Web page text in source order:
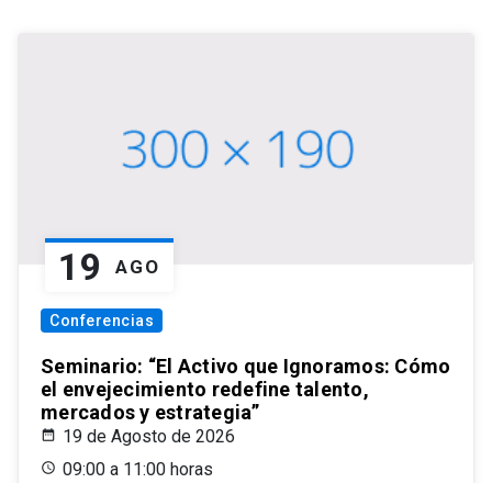
19 AGO
Conferencias
Seminario: “El Activo que Ignoramos: Cómo
el envejecimiento redefine talento,
mercados y estrategia”
19 de Agosto de 2026
09:00 a 11:00 horas